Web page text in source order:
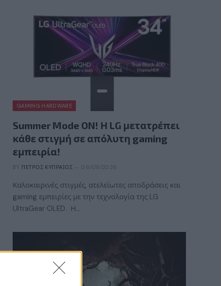
GAMING HARDWARE
Summer Mode ON! Η LG μετατρέπει
κάθε στιγμή σε απόλυτη gaming
εμπειρία!
BY ΠΈΤΡΟΣ ΚΥΠΡΑΊΟΣ 06/08/2026
Καλοκαιρινές στιγμές, ατελείωτες αποδράσεις και
gaming εμπειρίες με την τεχνολογία της LG
UltraGear OLED. Η…